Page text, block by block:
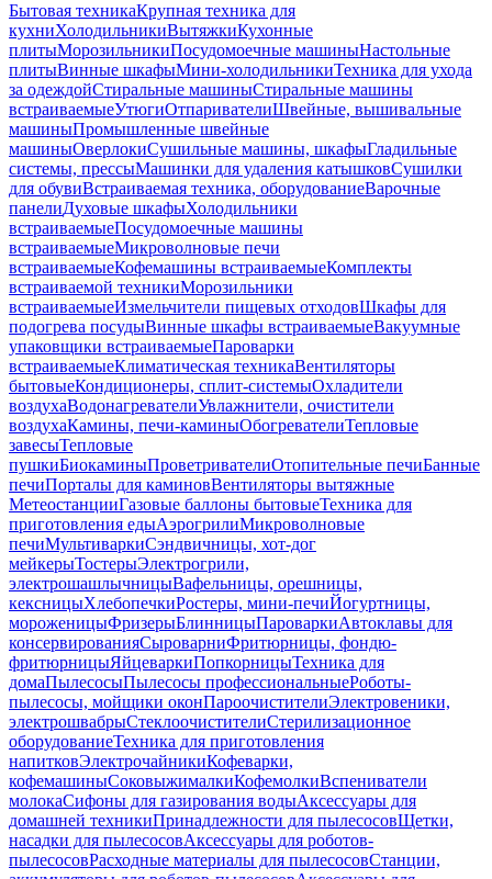
Бытовая техникаКрупная техника для
кухниХолодильникиВытяжкиКухонные
плитыМорозильникиПосудомоечные машиныНастольные
плитыВинные шкафыМини-холодильникиТехника для ухода
за одеждойСтиральные машиныСтиральные машины
встраиваемыеУтюгиОтпаривателиШвейные, вышивальные
машиныПромышленные швейные
машиныОверлокиСушильные машины, шкафыГладильные
системы, прессыМашинки для удаления катышковСушилки
для обувиВстраиваемая техника, оборудованиеВарочные
панелиДуховые шкафыХолодильники
встраиваемыеПосудомоечные машины
встраиваемыеМикроволновые печи
встраиваемыеКофемашины встраиваемыеКомплекты
встраиваемой техникиМорозильники
встраиваемыеИзмельчители пищевых отходовШкафы для
подогрева посудыВинные шкафы встраиваемыеВакуумные
упаковщики встраиваемыеПароварки
встраиваемыеКлиматическая техникаВентиляторы
бытовыеКондиционеры, сплит-системыОхладители
воздухаВодонагревателиУвлажнители, очистители
воздухаКамины, печи-каминыОбогревателиТепловые
завесыТепловые
пушкиБиокаминыПроветривателиОтопительные печиБанные
печиПорталы для каминовВентиляторы вытяжные
МетеостанцииГазовые баллоны бытовыеТехника для
приготовления едыАэрогрилиМикроволновые
печиМультиваркиСэндвичницы, хот-дог
мейкерыТостерыЭлектрогрили,
электрошашлычницыВафельницы, орешницы,
кексницыХлебопечкиРостеры, мини-печиЙогуртницы,
мороженицыФризерыБлинницыПароваркиАвтоклавы для
консервированияСыроварниФритюрницы, фондю-
фритюрницыЯйцеваркиПопкорницыТехника для
домаПылесосыПылесосы профессиональныеРоботы-
пылесосы, мойщики оконПароочистителиЭлектровеники,
электрошвабрыСтеклоочистителиСтерилизационное
оборудованиеТехника для приготовления
напитковЭлектрочайникиКофеварки,
кофемашиныСоковыжималкиКофемолкиВспениватели
молокаСифоны для газирования водыАксессуары для
домашней техникиПринадлежности для пылесосовЩетки,
насадки для пылесосовАксессуары для роботов-
пылесосовРасходные материалы для пылесосовСтанции,